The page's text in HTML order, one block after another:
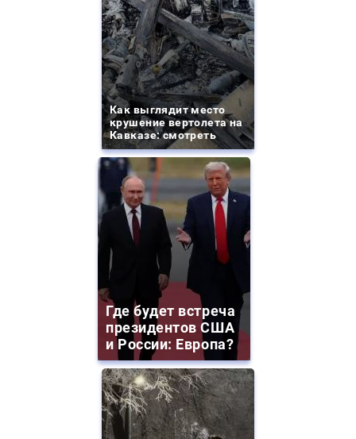
Как выглядит место
крушение вертолета на
Кавказе: смотреть
Где будет встреча
президентов США
и России: Европа?